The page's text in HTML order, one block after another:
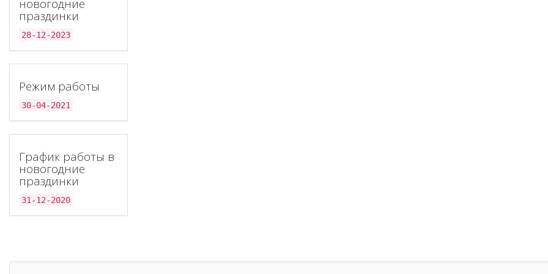
новогодние
праздинки
28-12-2023
Режим работы
30-04-2021
График работы в
новогодние
праздинки
31-12-2020